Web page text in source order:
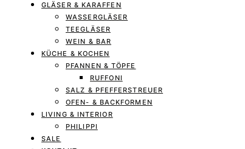
GLÄSER & KARAFFEN
WASSERGLÄSER
TEEGLÄSER
WEIN & BAR
KÜCHE & KOCHEN
PFANNEN & TÖPFE
RUFFONI
SALZ & PFEFFERSTREUER
OFEN- & BACKFORMEN
LIVING & INTERIOR
PHILIPPI
SALE